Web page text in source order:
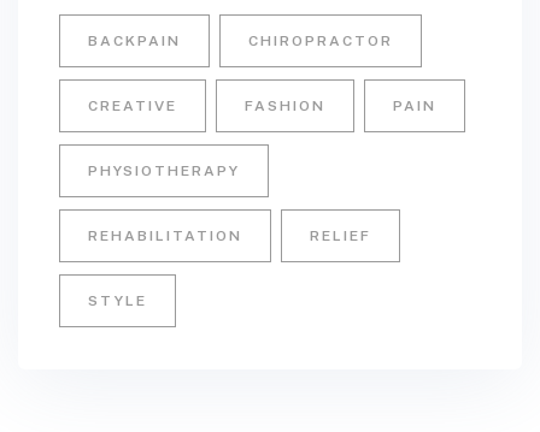
BACKPAIN CHIROPRACTOR
CREATIVE FASHION PAIN
PHYSIOTHERAPY
REHABILITATION RELIEF
STYLE